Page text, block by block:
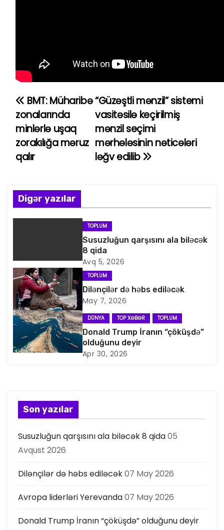
Y
a
z
n
a
q
a
s
i
y
s
ı
“Güzəştli mənzil” sistemi
vasitəsilə keçirilmiş
mənzil seçimi
mərhələsinin nəticələri
ləğv edilib
BMT: Müharibə
zonalarında
minlərlə uşaq
zorakılığa məruz
qalır
Digər yazılar
TOPLUM
Susuzluğun qarşısını ala biləcək
8 qida
Avq 5, 2026
TOPLUM
Dilənçilər də həbs ediləcək
May 7, 2026
DÜNYA TOP XƏBƏR TOPLUM
Donald Trump İranın “çöküşdə”
olduğunu deyir
Apr 30, 2026
Son yazılar
Susuzluğun qarşısını ala biləcək 8 qida05
Avqust 2026
Dilənçilər də həbs ediləcək07 May 2026
Avropa liderləri Yerevanda07 May 2026
Donald Trump İranın “çöküşdə” olduğunu deyir